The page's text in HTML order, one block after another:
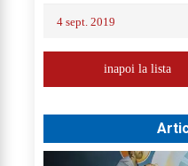
4 sept. 2019
inapoi la lista